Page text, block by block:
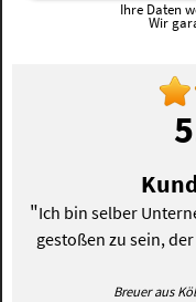
Ihre Daten
Wir
"Ich bin selber
gestoßen zu sein,
Breuer aus